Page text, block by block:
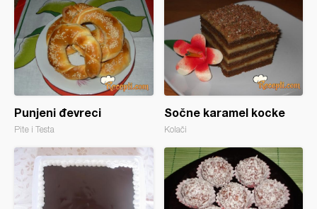
Punjeni đevreci
Pite i Testa
Sočne karamel kocke
Kolači